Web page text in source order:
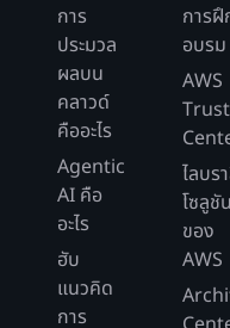
การ
ประมวล
ผลบน
คลาวด์
คืออะไร
Agentic
AI คือ
อะไร
ฮับ
แนวคิด
การ
การฝึ
อบรม
AWS
Trust
ไลบร
โซลูชัน
ของ
AWS